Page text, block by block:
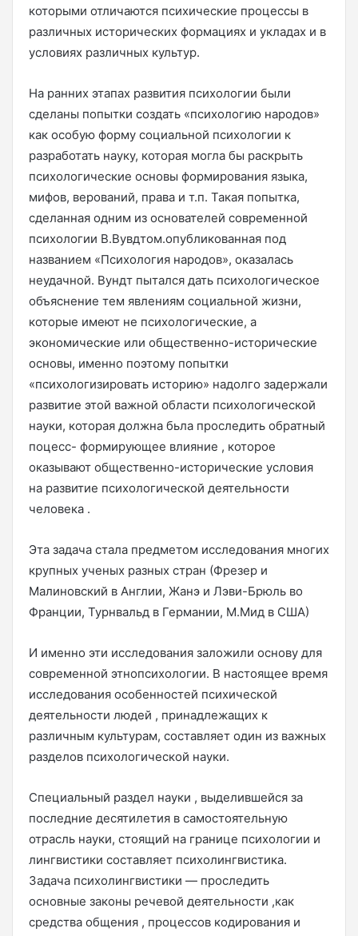
которыми отличаются психические процессы в
различных исторических формациях и укладах и в
условиях различных культур.
На ранних этапах развития психологии были
сделаны попытки создать «психологию народов»
как особую форму социальной психологии к
разработать науку, которая могла бы раскрыть
психологические основы формирования языка,
мифов, верований, права и т.п. Такая попытка,
сделанная одним из основателей современной
психологии В.Вувдтом.опубликованная под
названием «Психология народов», оказалась
неудачной. Вундт пытался дать психологическое
объяснение тем явлениям социальной жизни,
которые имеют не психологические, а
экономические или общественно-исторические
основы, именно поэтому попытки
«психологизировать историю» надолго задержали
развитие этой важной области психологической
науки, которая должна бьла проследить обратный
поцесс- формирующее влияние , которое
оказывают общественно-исторические условия
на развитие психологической деятельности
человека .
Эта задача стала предметом исследования многих
крупных ученых разных стран (Фрезер и
Малиновский в Англии, Жанэ и Лэви-Брюль во
Франции, Турнвальд в Германии, М.Мид в США)
И именно эти исследования заложили основу для
современной этнопсихологии. В настоящее время
исследования особенностей психической
деятельности людей , принадлежащих к
различным культурам, составляет один из важных
разделов психологической науки.
Специальный раздел науки , выделившейся за
последние десятилетия в самостоятельную
отрасль науки, стоящий на границе психологии и
лингвистики составляет психолингвистика.
Задача психолингвистики — проследить
основные законы речевой деятельности ,как
средства общения , процессов кодирования и